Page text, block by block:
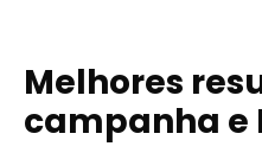
Melhores
campanha e